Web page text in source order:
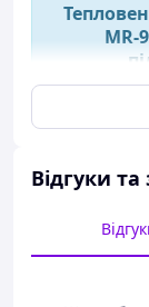
MR-
менеджер
Відгуки